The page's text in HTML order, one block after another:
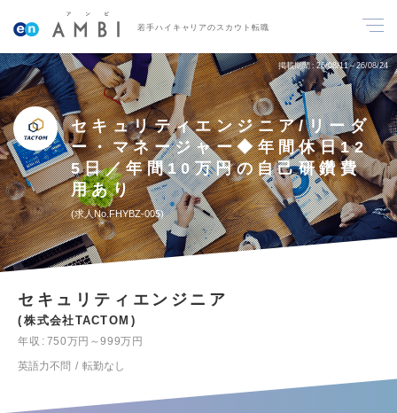
若手ハイキャリアのスカウト転職
掲載期間 26/08/11～26/08/24
セキュリティエンジニア/リーダ
ー・マネージャー◆年間休日12
5日／年間10万円の自己研鑽費
用あり
求人No.FHYBZ-005
セキュリティエンジニア
株式会社TACTOM
年収
750万円～999万円
英語力不問
転勤なし